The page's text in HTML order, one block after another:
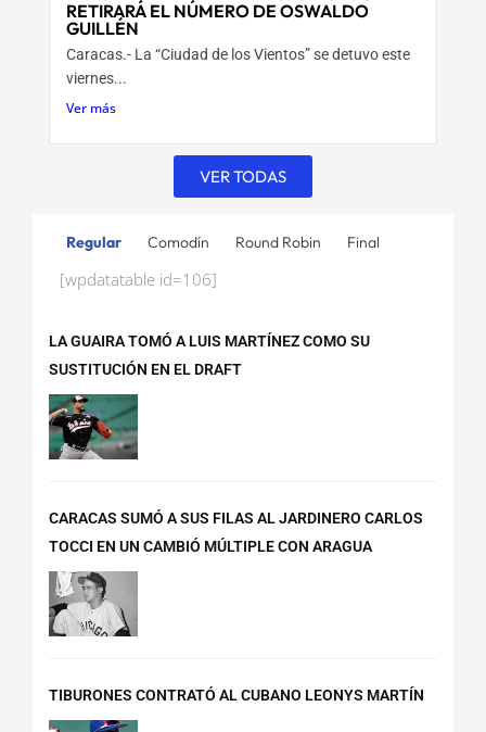
RETIRARÁ EL NÚMERO DE OSWALDO
GUILLÉN
Caracas.- La “Ciudad de los Vientos” se detuvo este
viernes...
Ver más
VER TODAS
Regular Comodín Round Robin Final
[wpdatatable id=106]
LA GUAIRA TOMÓ A LUIS MARTÍNEZ COMO SU
SUSTITUCIÓN EN EL DRAFT
CARACAS SUMÓ A SUS FILAS AL JARDINERO CARLOS
TOCCI EN UN CAMBIÓ MÚLTIPLE CON ARAGUA
TIBURONES CONTRATÓ AL CUBANO LEONYS MARTÍN